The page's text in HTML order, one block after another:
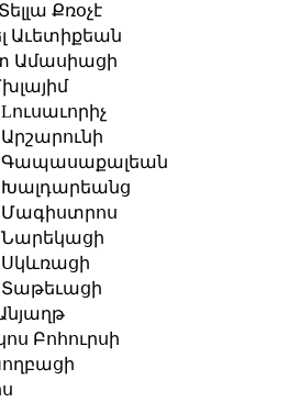
Քռօչէ
Աւետիքեան
Ամասիացի
Գապասաքալեան
Խալդարեանց
Մագիստրոս
Նարեկացի
Սկևռացի
Տաթեւացի
Բոհուրսի